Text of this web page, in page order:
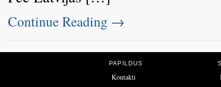
Continue Reading →
PAPILDUS
Kontakti